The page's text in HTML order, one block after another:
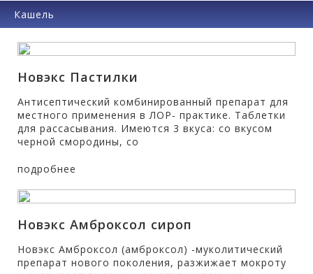
Кашель
Новэкс Амброксол сироп
Новэкс Амброксол (амброксол) -муколитический
препарат нового поколения, разжижает мокроту
Новэкс Пастилки
Антисептический комбинированный препарат для
местного применения в ЛОР- практике. Таблетки
для рассасывания. Имеются 3 вкуса: со вкусом
черной смородины, со
подробнее